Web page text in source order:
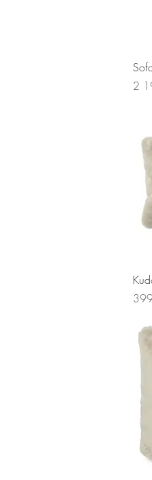
Pris
2
Pris